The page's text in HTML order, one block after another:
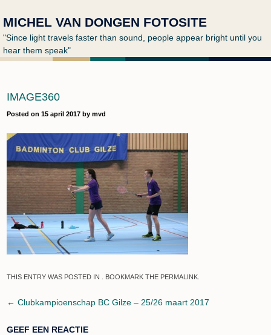
MICHEL VAN DONGEN FOTOSITE
"Since light travels faster than sound, people appear bright until you
hear them speak"
IMAGE360
Posted on 15 april 2017by mvd
THIS ENTRY WAS POSTED IN . BOOKMARK THE PERMALINK.
Post navigation
← Clubkampioenschap BC Gilze – 25/26 maart 2017
GEEF EEN REACTIE